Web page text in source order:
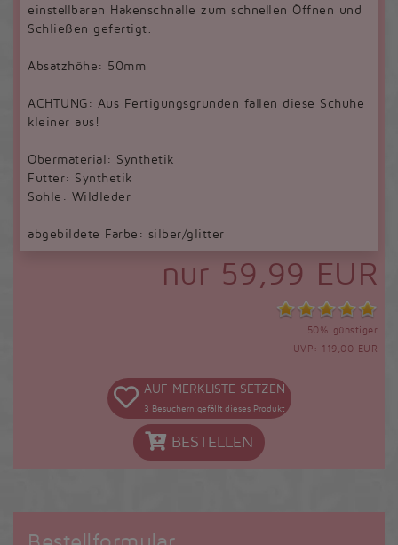
einstellbaren Hakenschnalle zum schnellen Öffnen und
Schließen gefertigt.
Absatzhöhe: 50mm
ACHTUNG: Aus Fertigungsgründen fallen diese Schuhe
kleiner aus!
Obermaterial: Synthetik
Futter: Synthetik
Sohle: Wildleder
abgebildete Farbe: silber/glitter
nur 59,99 EUR
50% günstiger
UVP: 119,00 EUR
AUF MERKLISTE SETZEN
3 Besuchern gefällt dieses Produkt
BESTELLEN